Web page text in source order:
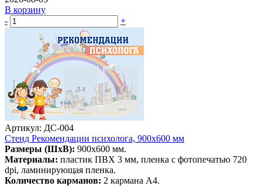
В корзину
-
+
Артикул: ДС-004
Стенд Рекомендации психолога, 900х600 мм
Размеры (ШхВ): 900х600 мм.
Материалы: пластик ПВХ 3 мм, пленка с фотопечатью 720
dpi, ламинирующая пленка.
Количество карманов: 2 кармана А4.